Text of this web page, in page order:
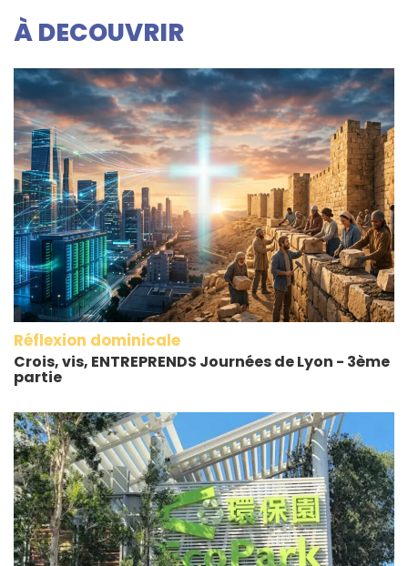
À DECOUVRIR
Réflexion dominicale
Crois, vis, ENTREPRENDS Journées de Lyon - 3ème
partie